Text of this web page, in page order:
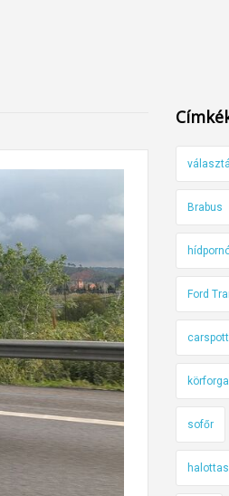
Brabus
Ford
sofőr